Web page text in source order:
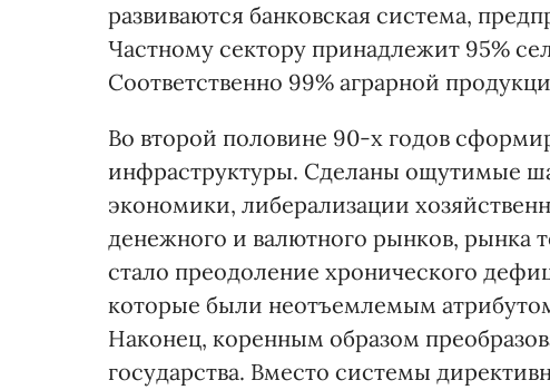
развиваются банковская система,
Частному сектору принадлежит 95%
Соответственно 99% аграрной
Во второй половине 90-х годов
инфраструктуры. Сделаны ощутимые
экономики, либерализации
денежного и валютного рынков, рынка
стало преодоление хронического
которые были неотъемлемым
Наконец, коренным образом
государства. Вместо системы